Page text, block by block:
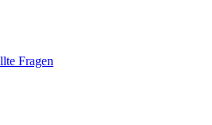
Fragen